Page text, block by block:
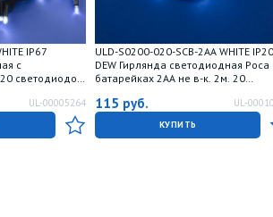
IP67
с
светодиодов.
UL-00005264
ULD-S0200-020-SСB-2AA WHITE IP20
DEW Гирлянда светодиодная Роса
батарейках 2AA не в-к. 2м. 20
медный. TM Uniel
115 руб. UL-
КУПИТЬ